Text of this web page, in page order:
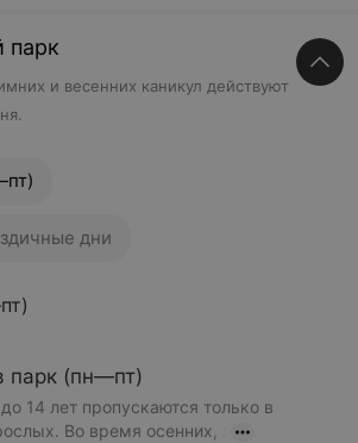
парк
и весенних каникул действуют
дни
парк (пн—пт)
14 лет пропускаются только в
Во время осенних, з